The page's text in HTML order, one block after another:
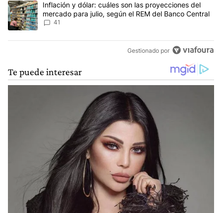
Un artículo de tendencia con el título "Inflación y dólar: cuáles
Inflación y dólar: cuáles son las proyecciones del
mercado para julio, según el REM del Banco Central
41
Gestionado por